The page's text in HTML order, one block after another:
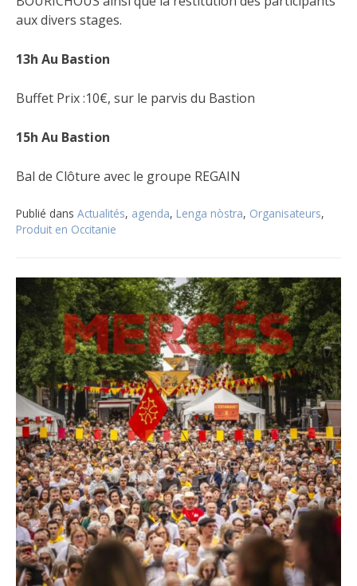
aux divers stages.
13h Au Bastion
Buffet Prix :10€, sur le parvis du Bastion
15h Au Bastion
Bal de Clôture avec le groupe REGAIN
Publié dans Actualités, agenda, Lenga nòstra, Organisateurs,
Produit en Occitanie